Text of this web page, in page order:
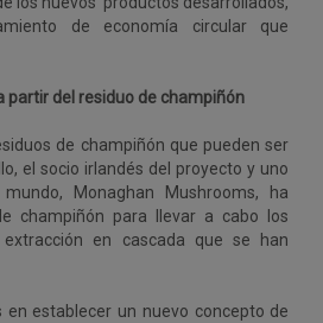
de economía circular que
partir del residuo de champiñón
de champiñón que pueden ser
el socio irlandés del proyecto y uno
Monaghan Mushrooms, ha
champiñón para llevar a cabo los
en cascada que se han
en establecer un nuevo concepto de